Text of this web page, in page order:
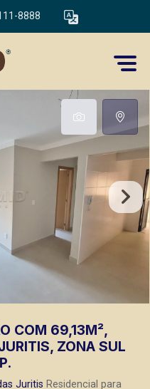
8888
COM 69,13M²,
ZONA SUL
Juritis Residencial para